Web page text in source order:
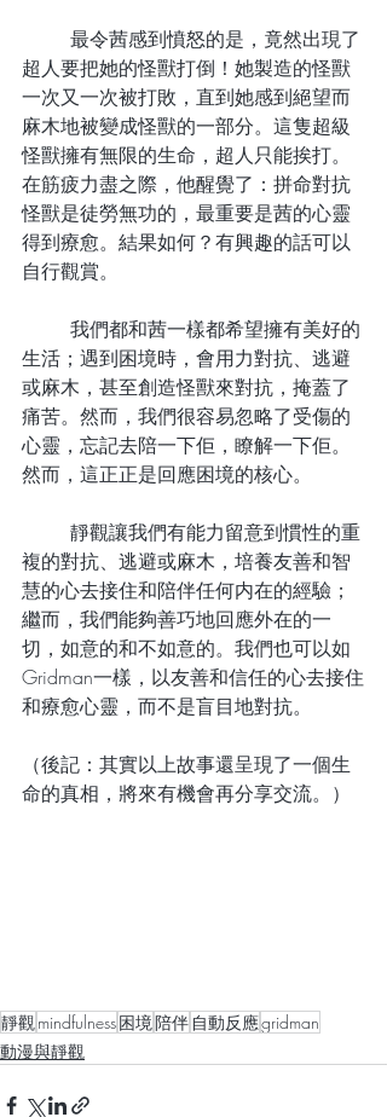
超人要把她的怪獸打倒！她製造的怪獸
一次又一次被打敗，直到她感到絕望而
麻木地被變成怪獸的一部分。這隻超級
怪獸擁有無限的生命，超人只能挨打。
在筋疲力盡之際，他醒覺了：拼命對抗
怪獸是徒勞無功的，最重要是茜的心靈
得到療愈。結果如何？有興趣的話可以
自行觀賞。
生活；遇到困境時，會用力對抗、逃避
或麻木，甚至創造怪獸來對抗，掩蓋了
痛苦。然而，我們很容易忽略了受傷的
心靈，忘記去陪一下佢，瞭解一下佢。
然而，這正正是回應困境的核心。
複的對抗、逃避或麻木，培養友善和智
慧的心去接住和陪伴任何内在的經驗；
繼而，我們能夠善巧地回應外在的一
切，如意的和不如意的。我們也可以如
Gridman一樣，以友善和信任的心去接住
和療愈心靈，而不是盲目地對抗。
（後記：其實以上故事還呈現了一個生
命的真相，將來有機會再分享交流。）
靜觀mindfulness困境陪伴 自動反應gridman
動漫與靜觀